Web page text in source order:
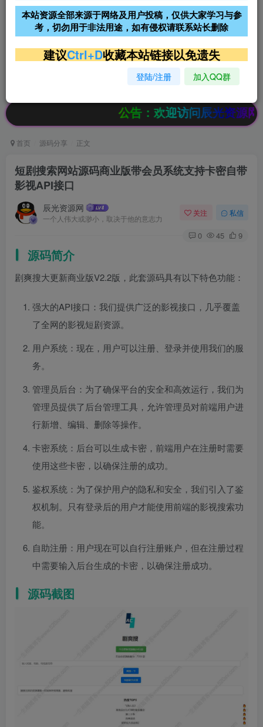
阿里云2核2G200M服务器68元/
年
雨云高防免备案服务器
超低价文字广告位招租 超低价文字广告位招租
超低价文字广告位招租
公告：欢迎访问辰光资源网，本
首页 源码分享 正文
短剧搜索网站源码商业版带会员系统支持卡密自带
影视API接口
辰光资源网
一个人伟大或渺小，取决于他的意志力
关注 私信
0 45 9
源码简介
剧爽搜大更新商业版V2.2版，此套源码具有以下特色功能：
强大的API接口：我们提供广泛的影视接口，几乎覆盖
了全网的影视短剧资源。
用户系统：现在，用户可以注册、登录并使用我们的服
务。
管理员后台：为了确保平台的安全和高效运行，我们为
管理员提供了后台管理工具，允许管理员对前端用户进
行新增、编辑、删除等操作。
卡密系统：后台可以生成卡密，前端用户在注册时需要
使用这些卡密，以确保注册的成功。
鉴权系统：为了保护用户的隐私和安全，我们引入了鉴
权机制。只有登录后的用户才能使用前端的影视搜索功
能。
自助注册：用户现在可以自行注册账户，但在注册过程
中需要输入后台生成的卡密，以确保注册成功。
源码截图
本站资源全部来源于网络及用户投稿，仅供大家学习与参
考，切勿用于非法用途，如有侵权请联系站长删除
建议Ctrl+D收藏本站链接以免遗失
登陆/注册 加入QQ群